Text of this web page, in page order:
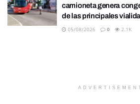
camioneta genera
de las principales
05/08/2026 0 2.1K